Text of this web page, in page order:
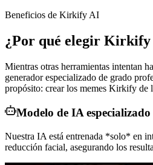
Beneficios de Kirkify AI
¿Por qué elegir
Mientras otras herramientas intentan
generador especializado de grado
propósito: crear los memes Kirkify de
Modelo de IA especializado
Nuestra IA está entrenada *solo* en
reducción facial, asegurando los